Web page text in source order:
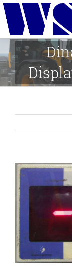
Skip
content
View
Larger
Image